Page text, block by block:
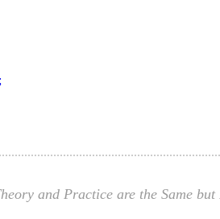
and Practice are the Same